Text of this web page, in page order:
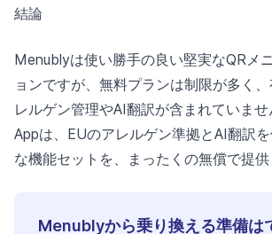
結論
Menublyは使い勝手の良い堅実なQRメ
ョンですが、無料プランは制限が多く
レルゲン管理やAI翻訳が含まれていま
Appは、EUのアレルゲン準拠とAI翻訳
な機能セットを、まったくの無償で提供
Menublyから乗り換える準備は